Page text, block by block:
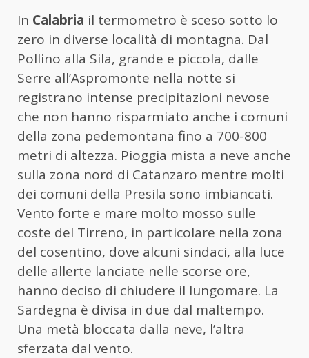
In Calabria il termometro è sceso sotto lo
zero in diverse località di montagna. Dal
Pollino alla Sila, grande e piccola, dalle
Serre all’Aspromonte nella notte si
registrano intense precipitazioni nevose
che non hanno risparmiato anche i comuni
della zona pedemontana fino a 700-800
metri di altezza. Pioggia mista a neve anche
sulla zona nord di Catanzaro mentre molti
dei comuni della Presila sono imbiancati.
Vento forte e mare molto mosso sulle
coste del Tirreno, in particolare nella zona
del cosentino, dove alcuni sindaci, alla luce
delle allerte lanciate nelle scorse ore,
hanno deciso di chiudere il lungomare. La
Sardegna è divisa in due dal maltempo.
Una metà bloccata dalla neve, l’altra
sferzata dal vento.